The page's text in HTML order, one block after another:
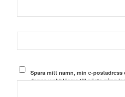
Spara mitt namn, min e-
denna webbläsare till nästa gång